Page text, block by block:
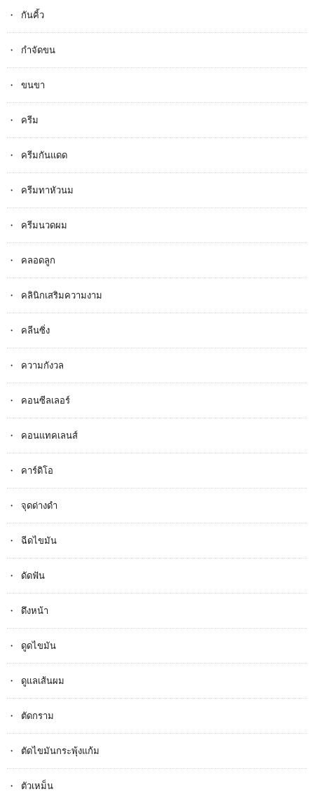
กันคิ้ว
กำจัดขน
ขนขา
ครีม
ครีมกันแดด
ครีมทาหัวนม
ครีมนวดผม
คลอดลูก
คลินิกเสริมความงาม
คลีนซิ่ง
ความกังวล
คอนซีลเลอร์
คอนแทคเลนส์
คาร์ดิโอ
จุดด่างดำ
ฉีดไขมัน
ดัดฟัน
ดึงหน้า
ดูดไขมัน
ดูแลเส้นผม
ตัดกราม
ตัดไขมันกระพุ้งแก้ม
ตัวเหม็น